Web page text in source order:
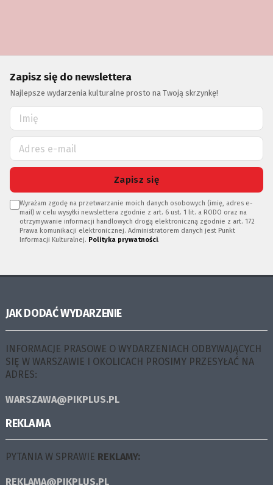
Zapisz się do newslettera
Najlepsze wydarzenia kulturalne prosto na Twoją skrzynkę!
Zapisz się
Wyrażam zgodę na przetwarzanie moich danych osobowych (imię, adres e-
mail) w celu wysyłki newslettera zgodnie z art. 6 ust. 1 lit. a RODO oraz na
otrzymywanie informacji handlowych drogą elektroniczną zgodnie z art. 172
Prawa komunikacji elektronicznej. Administratorem danych jest Punkt
Informacji Kulturalnej. Polityka prywatności.
JAK DODAĆ WYDARZENIE
INFORMACJE PRASOWE O WYDARZENIACH ODBYWAJĄCYCH
SIĘ W WARSZAWIE I OKOLICACH PROSIMY PRZESYŁAĆ NA
ADRES:
WARSZAWA@PIKPLUS.PL
REKLAMA
PYTANIA W SPRAWIE REKLAMY:
REKLAMA@PIKPLUS.PL